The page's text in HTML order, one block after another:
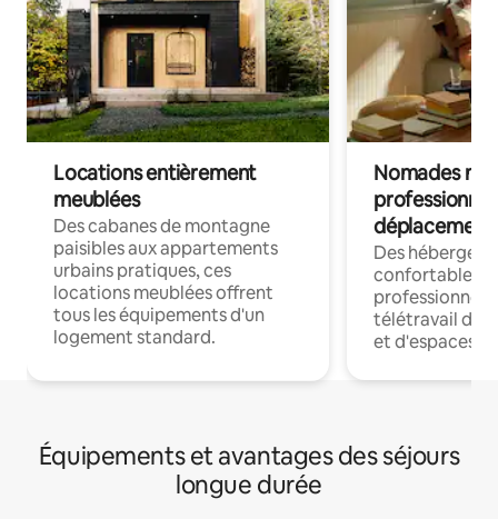
Locations entièrement
meublées
Des cabanes de montagne
paisibles aux appartements
urbains pratiques, ces
locations meublées offrent
tous les équipements d'un
logement standard.
Nomades
déplacement
Des
confortables
professionnels
télétravail
et d'espaces
Équipements et avantages des séjours
longue durée